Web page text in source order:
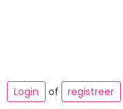
Login
of registreer